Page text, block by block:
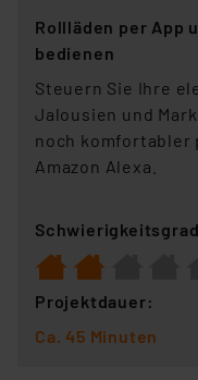
Rollläden per App
bedienen
Steuern Sie Ihre
Jalousien und
noch komfortabler
Amazon Alexa.
Projektdauer:
Ca. 45 Minuten